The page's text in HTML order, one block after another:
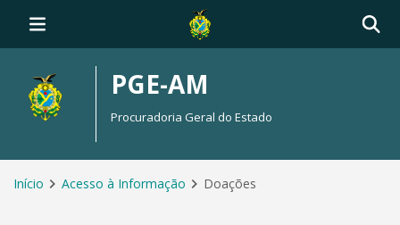
PGE-AM
Procuradoria Geral do Estado
Início Acesso à Informação Doações